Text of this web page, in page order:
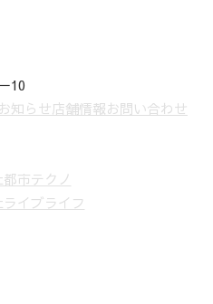
10
お知らせ店舗情報お問い合わせ
市テクノ
イブライフ